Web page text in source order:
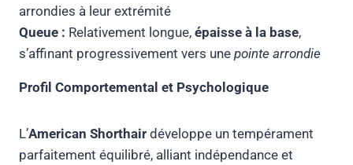
arrondies à leur extrémité
Queue : Relativement longue, épaisse à la base,
s’affinant progressivement vers une pointe arrondie
Profil Comportemental et Psychologique
L’American Shorthair développe un tempérament
parfaitement équilibré, alliant indépendance et